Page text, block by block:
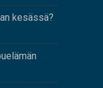
kesässä?